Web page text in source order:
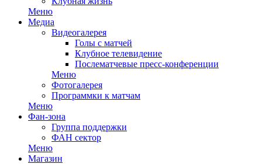
Меню
Медиа
Видеогалерея
Голы с матчей
Клубное телевидение
Послематчевые пресс-конференции
Меню
Фотогалерея
Программки к матчам
Меню
Фан-зона
Группа поддержки
ФАН сектор
Меню
Магазин